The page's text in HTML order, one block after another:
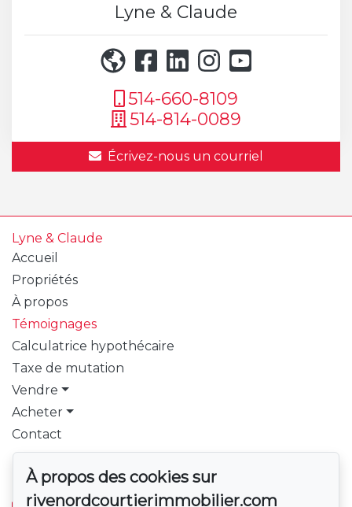
Lyne & Claude
514-660-8109
514-814-0089
Écrivez-nous un courriel
Lyne & Claude
Accueil
Propriétés
À propos
Témoignages
Calculatrice hypothécaire
Taxe de mutation
Vendre
Acheter
Contact
Pour nous joindre
PROPRIO DIRECT
À propos des cookies sur
rivenordcourtierimmobilier.com